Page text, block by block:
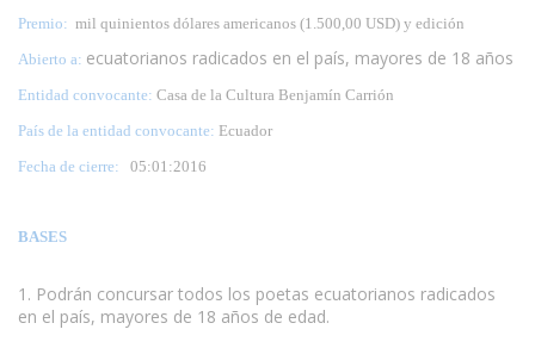
Premio: mil quinientos dólares americanos (1.500,00 USD) y edición
Abierto a: ecuatorianos radicados en el país, mayores de 18 años
Entidad convocante: Casa de la Cultura Benjamín Carrión
País de la entidad convocante: Ecuador
Fecha de cierre: 05:01:2016
BASES
1. Podrán concursar todos los poetas ecuatorianos radicados
en el país, mayores de 18 años de edad.